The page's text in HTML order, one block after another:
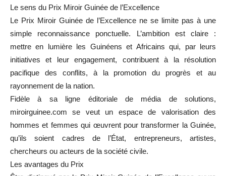
Le sens du Prix Miroir Guinée de l’Excellence
Le Prix Miroir Guinée de l’Excellence ne se limite pas à une
simple reconnaissance ponctuelle. L’ambition est claire :
mettre en lumière les Guinéens et Africains qui, par leurs
initiatives et leur engagement, contribuent à la résolution
pacifique des conflits, à la promotion du progrès et au
rayonnement de la nation.
Fidèle à sa ligne éditoriale de média de solutions,
miroirguinee.com se veut un espace de valorisation des
hommes et femmes qui œuvrent pour transformer la Guinée,
qu’ils soient cadres de l’État, entrepreneurs, artistes,
chercheurs ou acteurs de la société civile.
Les avantages du Prix